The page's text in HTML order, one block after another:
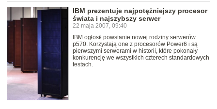
IBM prezentuje najpotężniejszy procesor
świata i najszybszy serwer
22 maja 2007, 09:40
IBM ogłosił powstanie nowej rodziny serwerów
p570. Korzystają one z procesorów Power6 i są
pierwszymi serwerami w historii, które pokonały
konkurencję we wszystkich czterech standardowych
testach.